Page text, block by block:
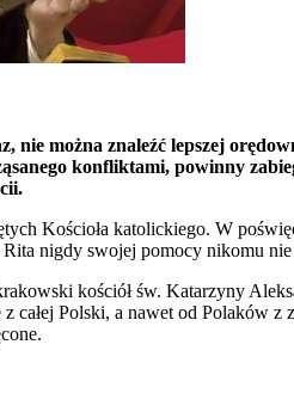
nie można znaleźć lepszej
konfliktami, powinny
Kościoła katolickiego. W
nigdy swojej pomocy nikomu
kościół św. Katarzyny
z całej Polski, a nawet od